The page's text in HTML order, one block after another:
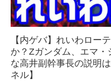
【内ゲバ】れいわロー
か？Zガンダム、エマ
な高井副幹事長の説明
ネル】